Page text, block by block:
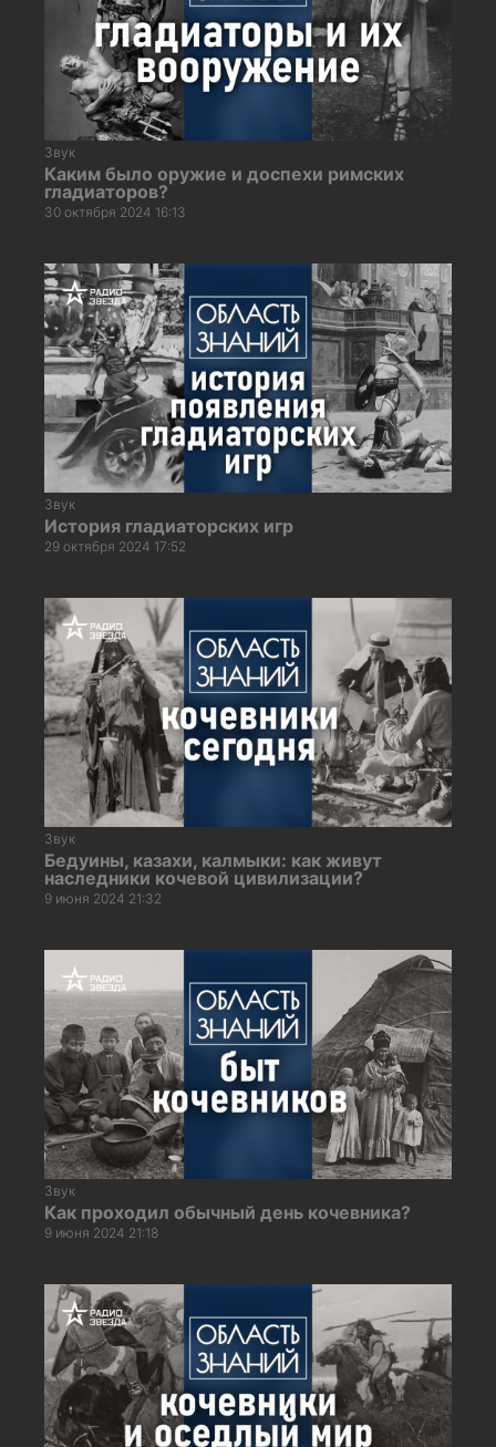
Звук
Каким было оружие и доспехи римских
гладиаторов?
30 октября 2024 16:13
Звук
История гладиаторских игр
29 октября 2024 17:52
Звук
Бедуины, казахи, калмыки: как живут
наследники кочевой цивилизации?
9 июня 2024 21:32
Звук
Как проходил обычный день кочевника?
9 июня 2024 21:18